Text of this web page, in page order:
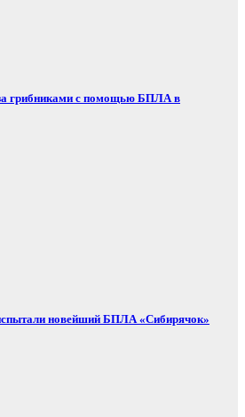
грибниками с помощью БПЛА в
новейший БПЛА «Сибирячок»